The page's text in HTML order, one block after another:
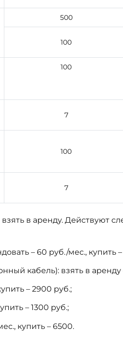
500
100
100
7
100
7
в аренду. Действуют
– 60 руб./мес., купить –
кабель): взять в аренду
– 2900 руб.;
– 1300 руб.;
купить – 6500.